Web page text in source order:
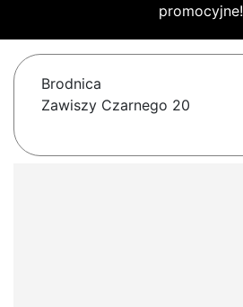
promocyjne!
Brodnica
Zawiszy Czarnego 20